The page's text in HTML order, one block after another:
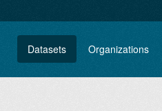
Datasets Organizations